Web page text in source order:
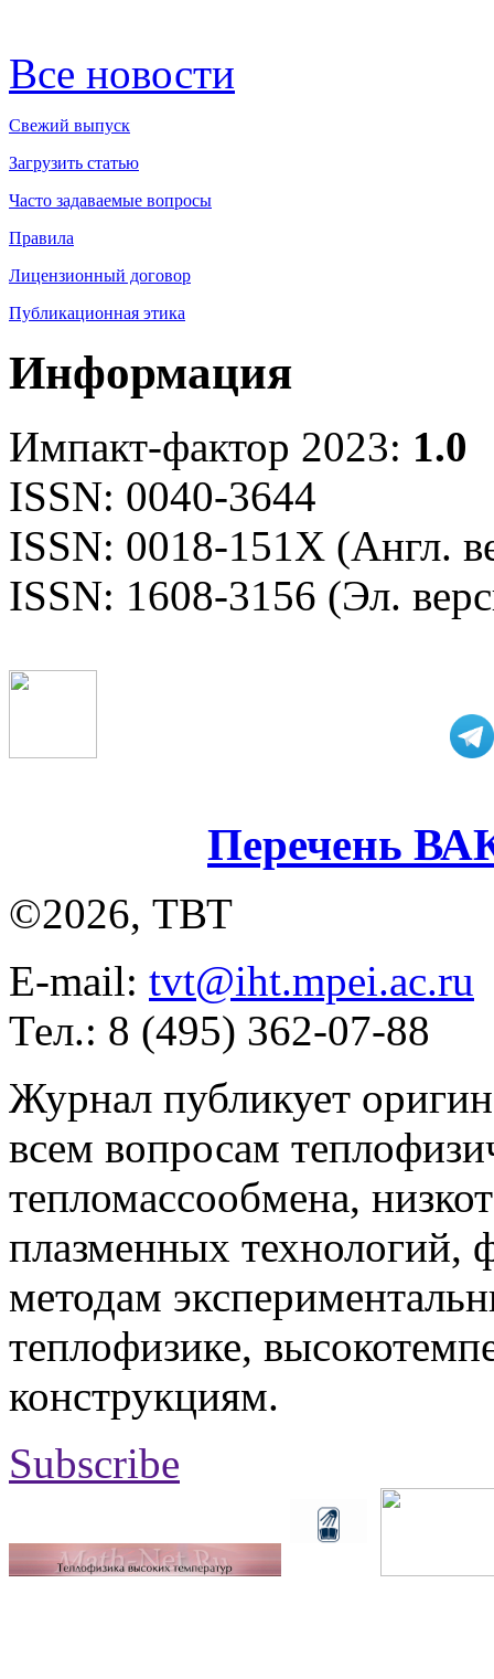
Все новости
Свежий выпуск
Загрузить статью
Часто задаваемые вопросы
Правила
Лицензионный договор
Публикационная этика
Информация
Импакт-фактор 2023: 1.0
ISSN: 0040-3644
ISSN: 0018-151X (Англ.
ISSN: 1608-3156 (Эл.
Перечень
©2026, ТВТ
E-mail: tvt@iht.mpei.ac.ru
Тел.: 8 (495) 362-07-88
Журнал публикует
всем вопросам
тепломассообмена,
плазменных технологий,
методам
теплофизике,
конструкциям.
Subscribe